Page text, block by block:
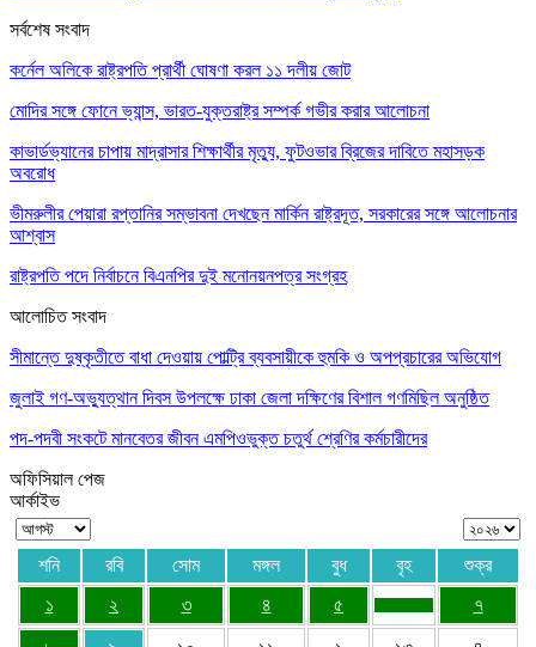
সর্বশেষ সংবাদ
কর্নেল অলিকে রাষ্ট্রপতি প্রার্থী ঘোষণা করল ১১ দলীয় জোট
মোদির সঙ্গে ফোনে ভ্যান্স, ভারত-যুক্তরাষ্ট্র সম্পর্ক গভীর করার আলোচনা
কাভার্ডভ্যানের চাপায় মাদ্রাসার শিক্ষার্থীর মৃত্যু, ফুটওভার ব্রিজের দাবিতে মহাসড়ক
অবরোধ
ভীমরুলীর পেয়ারা রপ্তানির সম্ভাবনা দেখছেন মার্কিন রাষ্ট্রদূত, সরকারের সঙ্গে আলোচনার
আশ্বাস
রাষ্ট্রপতি পদে নির্বাচনে বিএনপির দুই মনোনয়নপত্র সংগ্রহ
আলোচিত সংবাদ
সীমান্তে দুষ্কৃতীতে বাধা দেওয়ায় পোল্ট্রি ব্যবসায়ীকে হুমকি ও অপপ্রচারের অভিযোগ
জুলাই গণ-অভ্যুত্থান দিবস উপলক্ষে ঢাকা জেলা দক্ষিণের বিশাল গণমিছিল অনুষ্ঠিত
পদ-পদবী সংকটে মানবেতর জীবন এমপিওভুক্ত চতুর্থ শ্রেণির কর্মচারীদের
অফিসিয়াল পেজ
আর্কাইভ
শনি রবি সোম মঙ্গল বুধ বৃহ
শুক্র
১
২ ৩ ৪ ৫ ৭